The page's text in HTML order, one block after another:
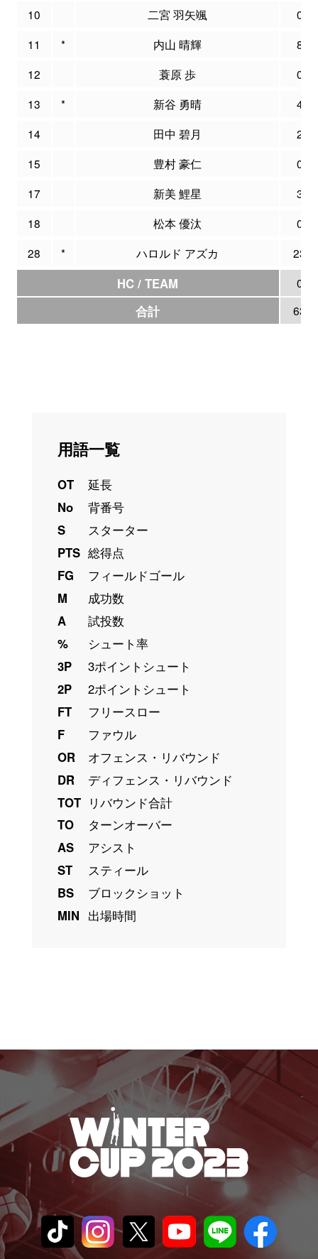
10 二宮 羽矢颯
0
11
* 内山 晴輝
8
12
蓑原 歩
0
13
* 新谷 勇晴
4
14
田中 碧月
2
15
豊村 豪仁
0
17
新美 鯉星
3
18
松本 優汰
0
28
* ハロルド アズカ 23
HC / TEAM 0
合計 63
用語一覧
OT
延長
No
背番号
S
スターター
PTS 総得点
FG
フィールドゴール
M
成功数
A
試投数
%
シュート率
3P
3ポイントシュート
2P
2ポイントシュート
FT
フリースロー
F
ファウル
OR
オフェンス・リバウンド
DR
ディフェンス・リバウンド
TOT リバウンド合計
TO
ターンオーバー
AS
アシスト
ST
スティール
BS
ブロックショット
MIN 出場時間